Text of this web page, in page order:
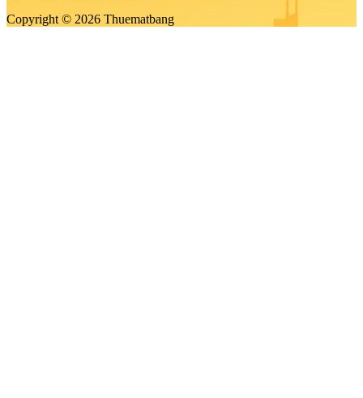
Copyright © 2026 Thuematbang